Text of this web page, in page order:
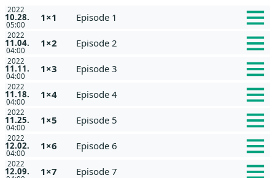
2022
10.28.
05:00
1×1 Episode 1
2022
11.04.
04:00
1×2 Episode 2
2022
11.11.
04:00
1×3 Episode 3
2022
11.18.
04:00
1×4 Episode 4
2022
11.25.
04:00
1×5 Episode 5
2022
12.02.
04:00
1×6 Episode 6
2022
12.09. 1×7 Episode 7